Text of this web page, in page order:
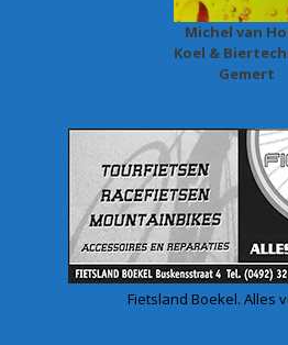
Michel van
Koel &
Gemert
Fietsland Boekel. Alles